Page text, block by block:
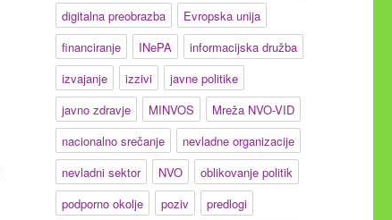
digitalna preobrazba
Evropska unija
financiranje
INePA
informacijska družba
izvajanje
izzivi
javne politike
javno zdravje
MINVOS
Mreža NVO-VID
nacionalno srečanje
nevladne organizacije
nevladni sektor
NVO
oblikovanje politik
podporno okolje
poziv
predlogi